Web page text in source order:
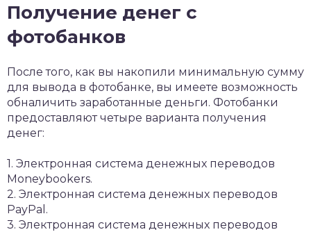
Получение денег с
фотобанков
После того, как вы накопили минимальную сумму
для вывода в фотобанке, вы имеете возможность
обналичить заработанные деньги. Фотобанки
предоставляют четыре варианта получения
денег:
1. Электронная система денежных переводов
Moneybookers.
2. Электронная система денежных переводов
PayPal.
3. Электронная система денежных переводов